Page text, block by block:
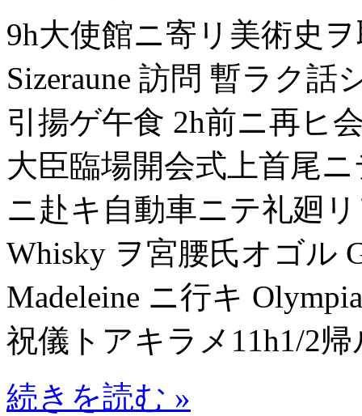
9h大使館ニ寄リ美術史
Sizeraune 訪問 暫ラク話
引揚ゲ午食 2h前ニ再ヒ
大臣臨場開会式上首尾
ニ赴キ自動車ニテ礼廻リ
Whisky ヲ宮腰氏オゴル
Madeleine ニ行キ
祝儀トアキラメ11h1/2
続きを読む »